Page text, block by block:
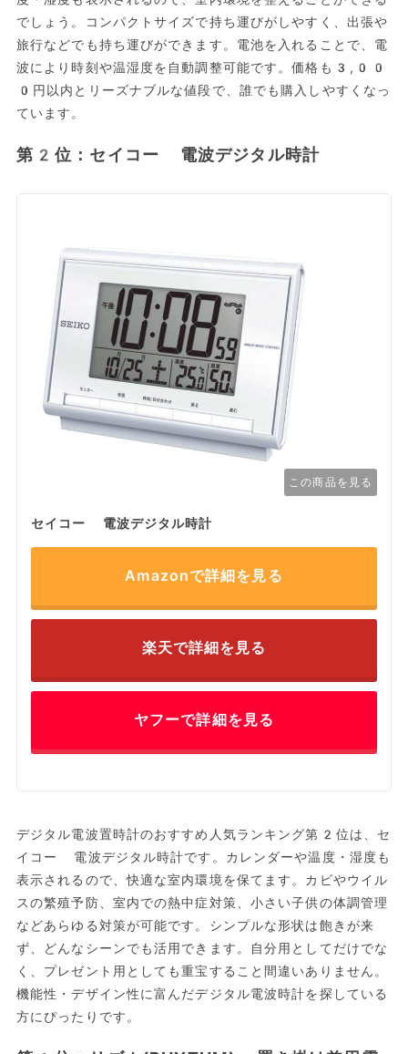
でしょう。コンパクトサイズで持ち運びがしやすく、出張や
旅行などでも持ち運びができます。電池を入れることで、電
波により時刻や温湿度を自動調整可能です。価格も3,00
0円以内とリーズナブルな値段で、誰でも購入しやすくなっ
ています。
第2位：セイコー 電波デジタル時計
この商品を見る
セイコー 電波デジタル時計
Amazonで詳細を見る
楽天で詳細を見る
ヤフーで詳細を見る
デジタル電波置時計のおすすめ人気ランキング第2位は、セ
イコー 電波デジタル時計です。カレンダーや温度・湿度も
表示されるので、快適な室内環境を保てます。カビやウイル
スの繁殖予防、室内での熱中症対策、小さい子供の体調管理
などあらゆる対策が可能です。シンプルな形状は飽きが来
ず、どんなシーンでも活用できます。自分用としてだけでな
く、プレゼント用としても重宝すること間違いありません。
機能性・デザイン性に富んだデジタル電波時計を探している
方にぴったりです。